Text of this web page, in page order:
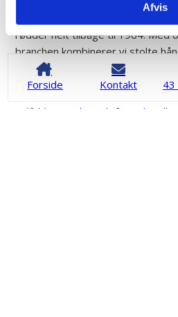
Afvis
Forside Kontakt 43
rødder helt tilbage til 1964. Med
branchen kombinerer vi stolte
moderne præcision, så du får et
mål, finish og funktion hænger
Udfyld voreskontaktformular